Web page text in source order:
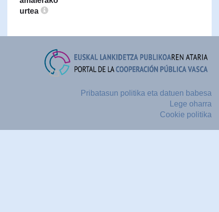
urtea
Pribatasun politika eta datuen babesa
Lege oharra
Cookie politika